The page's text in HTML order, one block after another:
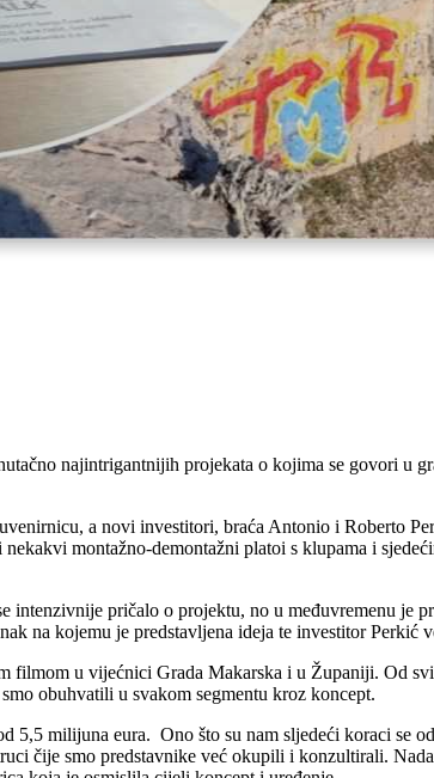
najintrigantnijih projekata o kojima se govori u
a novi investitori, braća Antonio i Roberto
montažno-demontažni platoi s klupama i
intenzivnije pričalo o projektu, no u međuvremenu je
na kojemu je predstavljena ideja te investitor
u vijećnici Grada Makarska i u Županiji. Od
obuhvatili u svakom segmentu kroz koncept.
5,5 milijuna eura. Ono što su nam sljedeći koraci se
čije smo predstavnike već okupili i konzultirali.